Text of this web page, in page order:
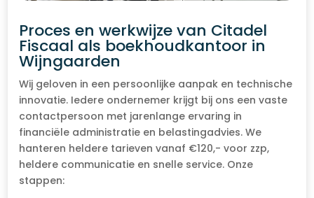
Proces en werkwijze van Citadel
Fiscaal als boekhoudkantoor in
Wijngaarden
Wij geloven in een persoonlijke aanpak en technische
innovatie. Iedere ondernemer krijgt bij ons een vaste
contactpersoon met jarenlange ervaring in
financiële administratie en belastingadvies. We
hanteren heldere tarieven vanaf €120,- voor zzp,
heldere communicatie en snelle service. Onze
stappen: